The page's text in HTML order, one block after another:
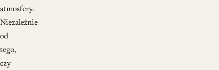
atmosfery.
Niezależnie
od
tego,
czy